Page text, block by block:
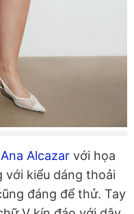
Ana Alcazar với họa
với kiểu dáng thoải
đáng để thử. Tay